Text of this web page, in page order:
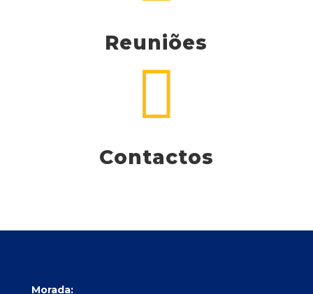
Reuniões

Contactos
Morada: